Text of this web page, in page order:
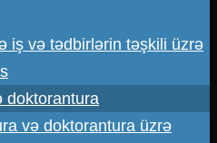
iş və tədbirlərin təşkili üzrə
doktorantura
və doktorantura üzrə